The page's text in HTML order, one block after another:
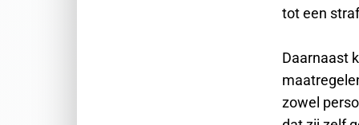
tot een
Daarnaast
zowel